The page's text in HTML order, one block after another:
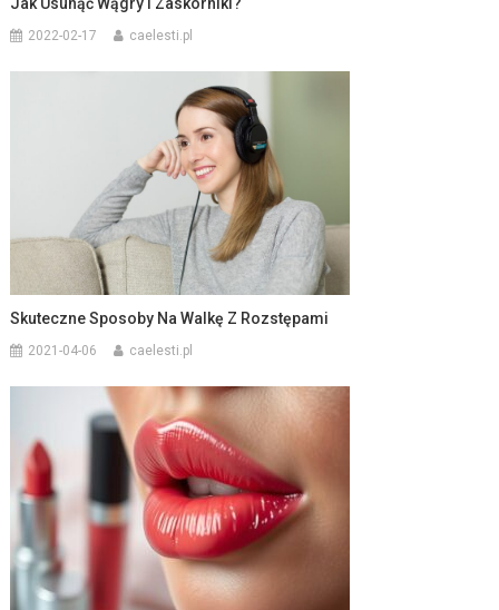
2022-02-17 caelesti.pl
Skuteczne Sposoby Na Walkę Z Rozstępami
2021-04-06 caelesti.pl